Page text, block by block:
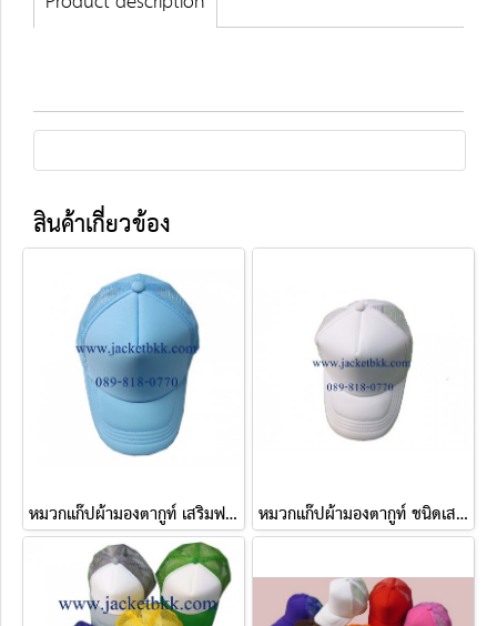
สินค้าเกี่ยวข้อง
หมวกแก๊ปผ้ามองตากูท์ เสริมฟองน้ำสีฟ้า หมวกแก๊ปผ้ามองตากูท์ ชนิดเสริมฟองน้ำด้านหน้า สีขาว